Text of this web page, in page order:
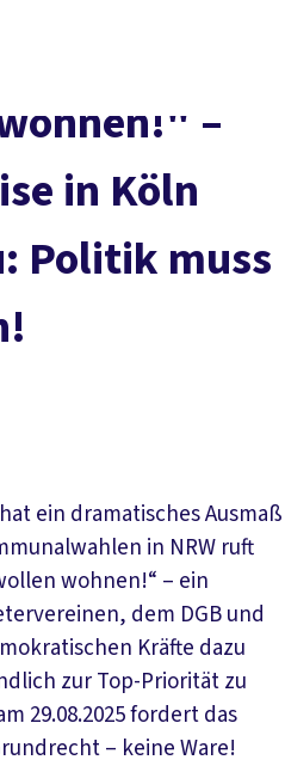
Politik in NRW
Service
–
in Köln
Politik muss
ein dramatisches Ausmaß
in NRW ruft
wohnen!“ – ein
dem DGB und
Kräfte dazu
zur Top-Priorität zu
29.08.2025 fordert das
– keine Ware!